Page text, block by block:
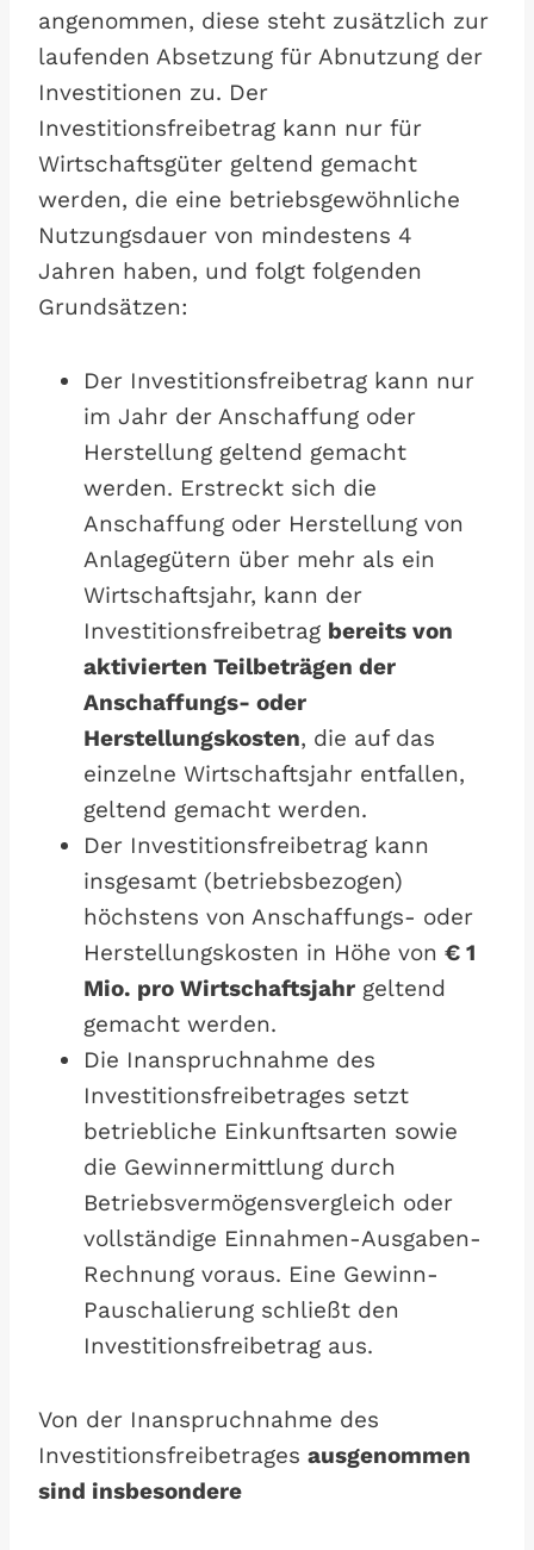
angenommen, diese steht zusätzlich zur
laufenden Absetzung für Abnutzung der
Investitionen zu. Der
Investitionsfreibetrag kann nur für
Wirtschaftsgüter geltend gemacht
werden, die eine betriebsgewöhnliche
Nutzungsdauer von mindestens 4
Jahren haben, und folgt folgenden
Grundsätzen:
Der Investitionsfreibetrag kann nur
im Jahr der Anschaffung oder
Herstellung geltend gemacht
werden. Erstreckt sich die
Anschaffung oder Herstellung von
Anlagegütern über mehr als ein
Wirtschaftsjahr, kann der
Investitionsfreibetrag bereits von
aktivierten Teilbeträgen der
Anschaffungs- oder
Herstellungskosten, die auf das
einzelne Wirtschaftsjahr entfallen,
geltend gemacht werden.
Der Investitionsfreibetrag kann
insgesamt (betriebsbezogen)
höchstens von Anschaffungs- oder
Herstellungskosten in Höhe von € 1
Mio. pro Wirtschaftsjahr geltend
gemacht werden.
Die Inanspruchnahme des
Investitionsfreibetrages setzt
betriebliche Einkunftsarten sowie
die Gewinnermittlung durch
Betriebsvermögensvergleich oder
vollständige Einnahmen-Ausgaben-
Rechnung voraus. Eine Gewinn-
Pauschalierung schließt den
Investitionsfreibetrag aus.
Von der Inanspruchnahme des
Investitionsfreibetrages ausgenommen
sind insbesondere